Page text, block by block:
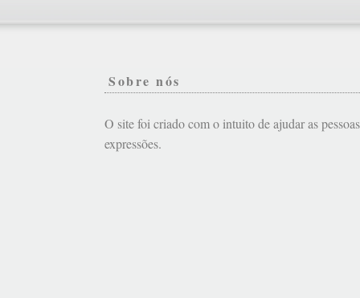
Sobre nós
O site foi criado com o intuito de ajudar as
expressões.